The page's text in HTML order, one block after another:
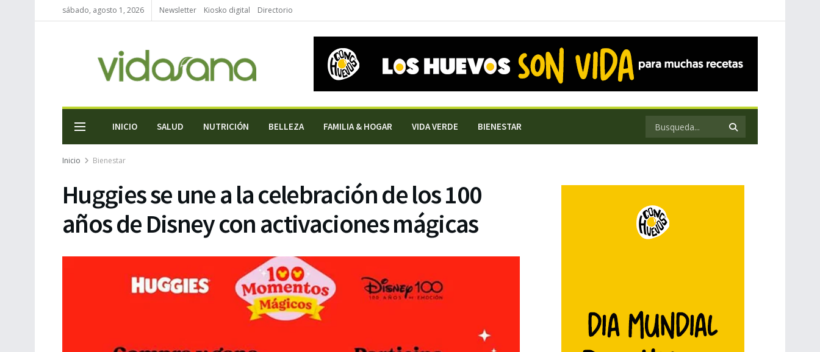
sábado, agosto 1, 2026 Newsletter Kiosko digital Directorio
INICIO SALUD NUTRICIÓN BELLEZA FAMILIA & HOGAR VIDA VERDE BIENESTAR
Inicio Bienestar
Huggies se une a la celebración de los 100
años de Disney con activaciones mágicas